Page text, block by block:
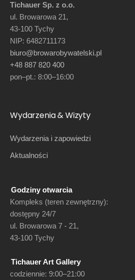
Tichauer Sp. z o.o.
ul. Browarowa 21,
43-100 Tychy
NIP: 6482711173
biuro@browarobywatelski.pl
+48 887 820 400
pon–pt.: 8:00–16:00
Wydarzenia & Wizyty
Wydarzenia i zapowiedzi
Aktualności
Godziny otwarcia
Kompleks (teren zewnętrzny):
dostępny 24/7
ul. Browarowa 7 - 21,
43-100 Tychy
Tichauer Art Gallery
codziennie: 9:00–21:00